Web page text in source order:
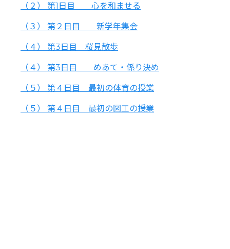
（２） 第1日目 心を和ませる
（３） 第２日目 新学年集会
（４） 第3日目 桜見散歩
（４） 第3日目 めあて・係り決め
（５） 第４日目 最初の体育の授業
（５） 第４日目 最初の図工の授業